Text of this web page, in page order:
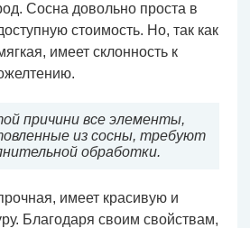
Сосна довольно проста в
стоимость. Но, так как
имеет склонность к
причини все элементы,
из сосны, требуют
обработки.
имеет красивую и
Благодаря своим свойствам,